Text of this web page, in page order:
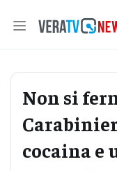
Non si
cocaina e